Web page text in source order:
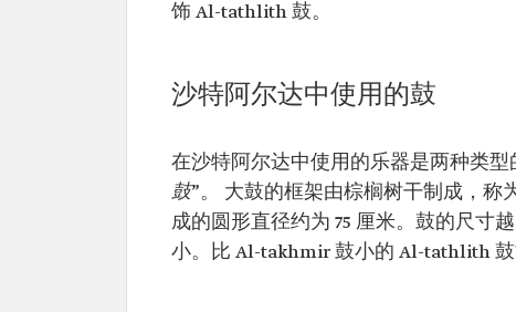
饰 Al-tathlith 鼓。
沙特阿尔达中使用的鼓
在沙特阿尔达中使用的乐器是两种类型
鼓”。 大鼓的框架由棕榈树干制成，称
成的圆形直径约为 75 厘米。鼓的尺寸
小。比 Al-takhmir 鼓小的 Al-tathlith 鼓